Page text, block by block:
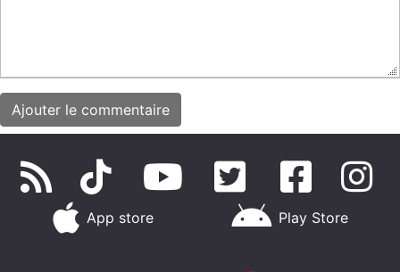
App store Play Store